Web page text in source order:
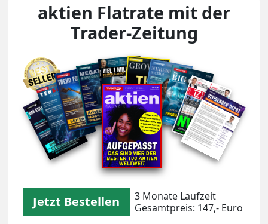
aktien Flatrate mit der
Trader-Zeitung
Unsere Magazin-Covers
Jetzt Bestellen
3 Monate Laufzeit
Gesamtpreis: 147,- Euro